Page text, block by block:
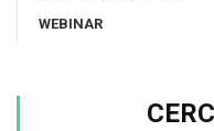
WEBINAR